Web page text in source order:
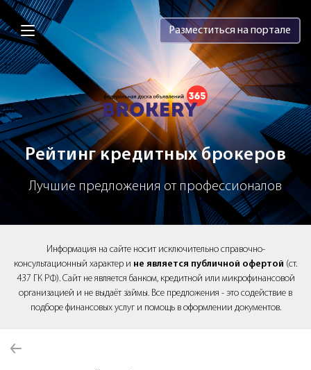
Brokery365 - Рейтинг кредитных
Разместиться на портале
Рейтинг кредитных брокеров
Лучшие предложения от профессионалов
Информация на сайте носит исключительно справочно-
консультационный характер и не является публичной офертой (ст.
437 ГК РФ). Сайт не является банком, кредитной или микрофинансовой
организацией и не выдаёт займы. Все предложения - это содействие в
подборе финансовых услуг и помощь в оформлении документов.